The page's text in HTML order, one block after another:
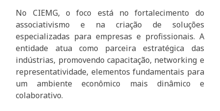
No CIEMG, o foco está no fortalecimento do
associativismo e na criação de soluções
especializadas para empresas e profissionais. A
entidade atua como parceira estratégica das
indústrias, promovendo capacitação, networking e
representatividade, elementos fundamentais para
um ambiente econômico mais dinâmico e
colaborativo.